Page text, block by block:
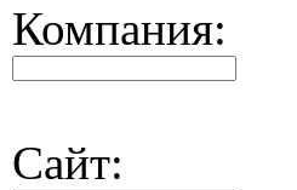
Компания:
Сайт: